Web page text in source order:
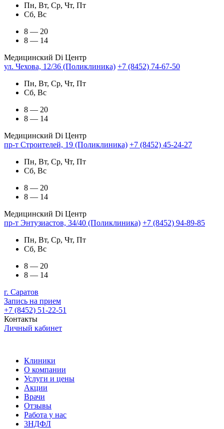
Пн, Вт, Ср, Чт, Пт
Сб, Вс
8 — 20
8 — 14
Медицинский Di Центр
ул. Чехова, 12/36 (Поликлиника) +7 (8452) 74-67-50
Пн, Вт, Ср, Чт, Пт
Сб, Вс
8 — 20
8 — 14
Медицинский Di Центр
пр-т Строителей, 19 (Поликлиника) +7 (8452) 45-24-27
Пн, Вт, Ср, Чт, Пт
Сб, Вс
8 — 20
8 — 14
Медицинский Di Центр
пр-т Энтузиастов, 34/40 (Поликлиника) +7 (8452) 94-89-85
Пн, Вт, Ср, Чт, Пт
Сб, Вс
8 — 20
8 — 14
г. Саратов
Запись на прием
+7 (8452) 51-22-51
Контакты
Личный кабинет
Клиники
О компании
Услуги и цены
Акции
Врачи
Отзывы
Работа у нас
3НДФЛ